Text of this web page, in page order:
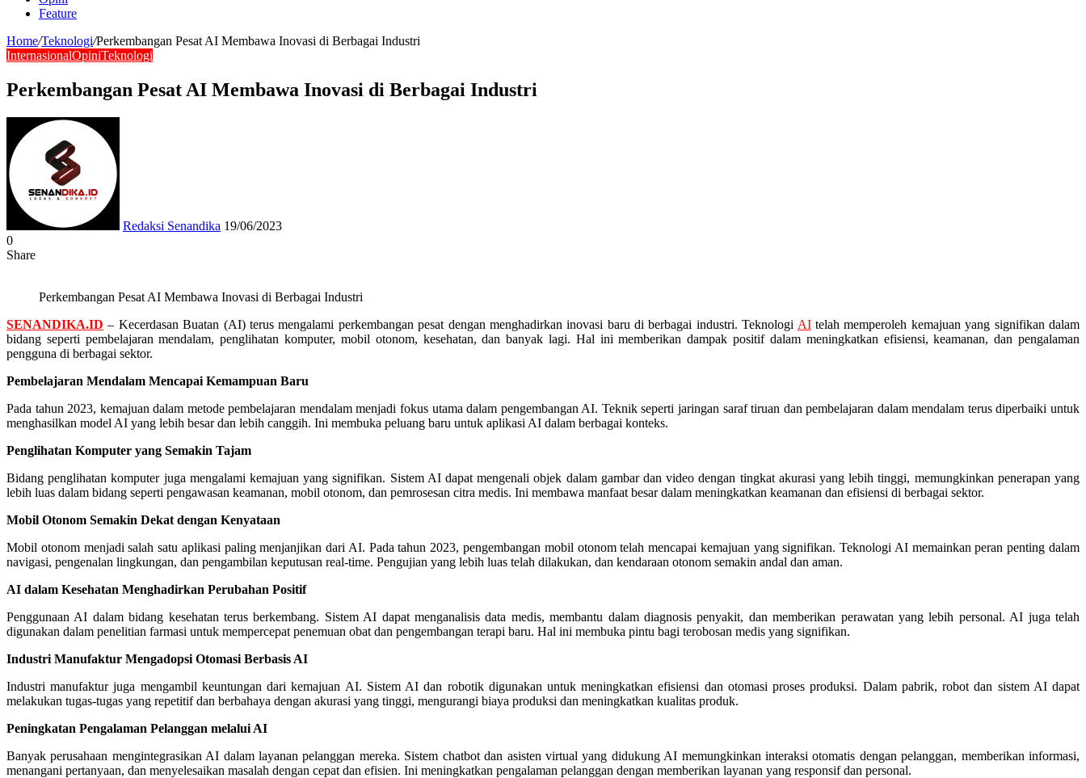
Feature
Home/Teknologi/Perkembangan Pesat AI Membawa Inovasi di Berbagai Industri
InternasionalOpiniTeknologi
Perkembangan Pesat AI Membawa Inovasi di Berbagai Industri
Redaksi Senandika 19/06/2023
0
Share
Perkembangan Pesat AI Membawa Inovasi di Berbagai Industri
SENANDIKA.ID – Kecerdasan Buatan (AI) terus mengalami perkembangan pesat dengan menghadirkan inovasi baru di berbagai industri. Teknologi AItelah memperoleh kemajuan yang signifikan dalam
bidang seperti pembelajaran mendalam, penglihatan komputer, mobil otonom, kesehatan, dan banyak lagi. Hal ini memberikan dampak positif dalam meningkatkan efisiensi, keamanan, dan pengalaman
pengguna di berbagai sektor.
Pembelajaran Mendalam Mencapai Kemampuan Baru
Pada tahun 2023, kemajuan dalam metode pembelajaran mendalam menjadi fokus utama dalam pengembangan AI. Teknik seperti jaringan saraf tiruan dan pembelajaran dalam mendalam terus diperbaiki untuk
menghasilkan model AI yang lebih besar dan lebih canggih. Ini membuka peluang baru untuk aplikasi AI dalam berbagai konteks.
Penglihatan Komputer yang Semakin Tajam
Bidang penglihatan komputer juga mengalami kemajuan yang signifikan. Sistem AI dapat mengenali objek dalam gambar dan video dengan tingkat akurasi yang lebih tinggi, memungkinkan penerapan yang
lebih luas dalam bidang seperti pengawasan keamanan, mobil otonom, dan pemrosesan citra medis. Ini membawa manfaat besar dalam meningkatkan keamanan dan efisiensi di berbagai sektor.
Mobil Otonom Semakin Dekat dengan Kenyataan
Mobil otonom menjadi salah satu aplikasi paling menjanjikan dari AI. Pada tahun 2023, pengembangan mobil otonom telah mencapai kemajuan yang signifikan. Teknologi AI memainkan peran penting dalam
navigasi, pengenalan lingkungan, dan pengambilan keputusan real-time. Pengujian yang lebih luas telah dilakukan, dan kendaraan otonom semakin andal dan aman.
AI dalam Kesehatan Menghadirkan Perubahan Positif
Penggunaan AI dalam bidang kesehatan terus berkembang. Sistem AI dapat menganalisis data medis, membantu dalam diagnosis penyakit, dan memberikan perawatan yang lebih personal. AI juga telah
digunakan dalam penelitian farmasi untuk mempercepat penemuan obat dan pengembangan terapi baru. Hal ini membuka pintu bagi terobosan medis yang signifikan.
Industri Manufaktur Mengadopsi Otomasi Berbasis AI
Industri manufaktur juga mengambil keuntungan dari kemajuan AI. Sistem AI dan robotik digunakan untuk meningkatkan efisiensi dan otomasi proses produksi. Dalam pabrik, robot dan sistem AI dapat
melakukan tugas-tugas yang repetitif dan berbahaya dengan akurasi yang tinggi, mengurangi biaya produksi dan meningkatkan kualitas produk.
Peningkatan Pengalaman Pelanggan melalui AI
Banyak perusahaan mengintegrasikan AI dalam layanan pelanggan mereka. Sistem chatbot dan asisten virtual yang didukung AI memungkinkan interaksi otomatis dengan pelanggan, memberikan informasi,
menangani pertanyaan, dan menyelesaikan masalah dengan cepat dan efisien. Ini meningkatkan pengalaman pelanggan dengan memberikan layanan yang responsif dan personal.